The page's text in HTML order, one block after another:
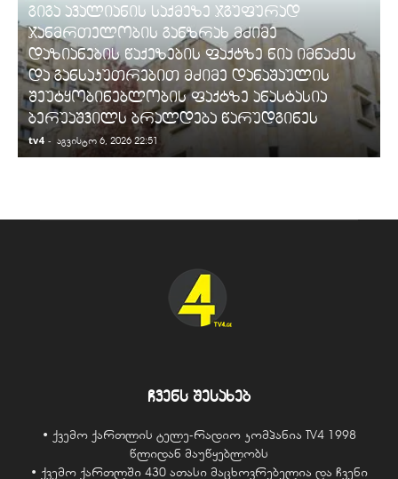
გიგა ავალიანის საქმეზე ჯგუფურად
ჯანმრთელობის განზრახ მძიმე
დაზიანების წაქეზების ფაქტზე ნია იმნაძეს
და განსაკუთრებით მძიმე დანაშაულის
შეუტყობინებლობის ფაქტზე ანასტასია
ბერუაშვილს ბრალდება წარუდგინეს
tv4 - აგვისტო 6, 2026 22:51
ჩვენს შესახებ
• ქვემო ქართლის ტელე-რადიო კომპანია TV4 1998
წლიდან მაუწყებლობს
• ქვემო ქართლში 430 ათასი მაცხოვრებელია და ჩვენი